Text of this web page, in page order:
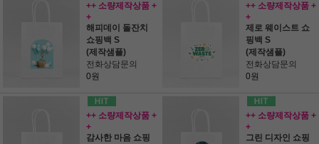
++ 소량제작상품 +
+
해피데이 돌잔치
쇼핑백 S
(제작샘플)
전화상담문의
0원
++ 소량제작상품 +
+
제로 웨이스트 쇼
핑백 S
(제작샘플)
전화상담문의
0원
++ 소량제작상품 +
+
감사한 마음 쇼핑
++ 소량제작상품 +
+
그린 디자인 쇼핑